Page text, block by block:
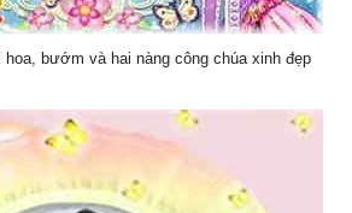
bướm và hai nàng công chúa xinh đẹp